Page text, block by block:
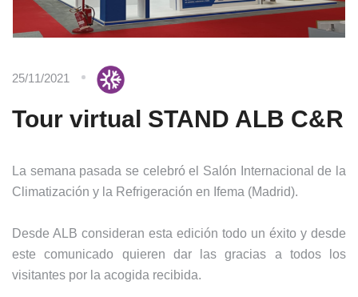
25/11/2021
Tour virtual STAND ALB C&R
La semana pasada se celebró el Salón Internacional de la
Climatización y la Refrigeración en Ifema (Madrid).
Desde ALB consideran esta edición todo un éxito y desde
este comunicado quieren dar las gracias a todos los
visitantes por la acogida recibida.